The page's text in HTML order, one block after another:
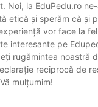
Noi, la EduPedu.ro
etică și sperăm că și
vor face la
interesante pe
rugămintea noastră
reciprocă de
mulțumim!